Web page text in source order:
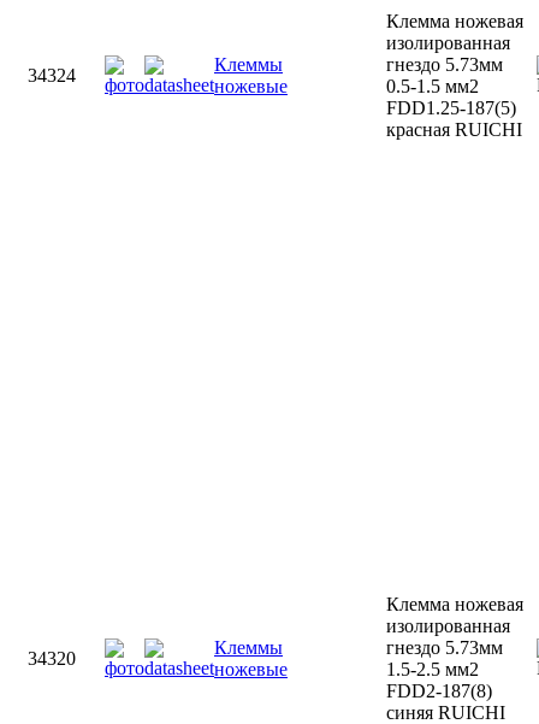
34324
Клеммы
ножевые
Клемма ножевая
изолированная
гнездо 5.73мм
0.5-1.5 мм2
FDD1.25-187(5)
красная RUICHI
34320
Клеммы
ножевые
Клемма ножевая
изолированная
гнездо 5.73мм
1.5-2.5 мм2
FDD2-187(8)
синяя RUICHI